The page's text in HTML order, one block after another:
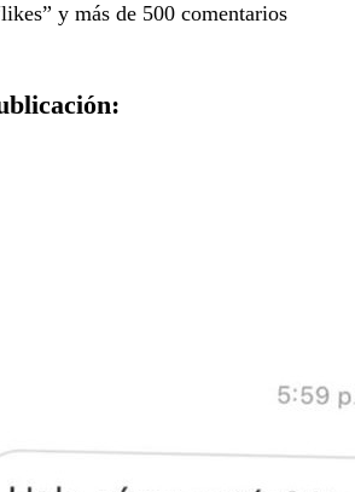
y más de 500 comentarios